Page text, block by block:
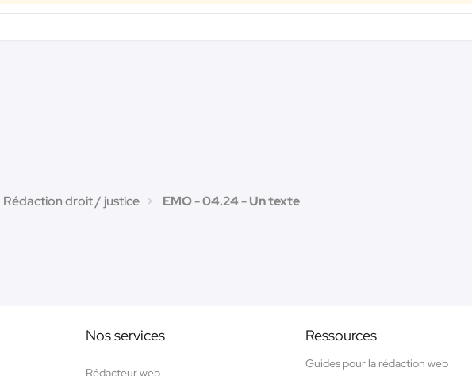
Rédaction droit / justice EMO - 04.24 - Un texte
Nos services
Rédacteur web
Ressources
Guides pour la rédaction web